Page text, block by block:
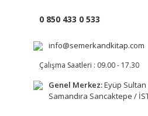
0 850 433 0 533
info@semerkandkitap.com
Çalışma Saatleri : 09.00 - 17.30
Genel Merkez:Eyüp Sultan
Samandıra Sancaktepe /